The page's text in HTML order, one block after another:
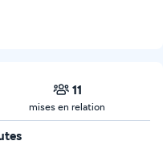
11
mises en relation